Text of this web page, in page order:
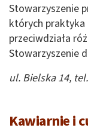
Stowarzyszenie
których praktyka
przeciwdziała
Stowarzyszenie
ul. Bielska 14,
Kawiarnie i